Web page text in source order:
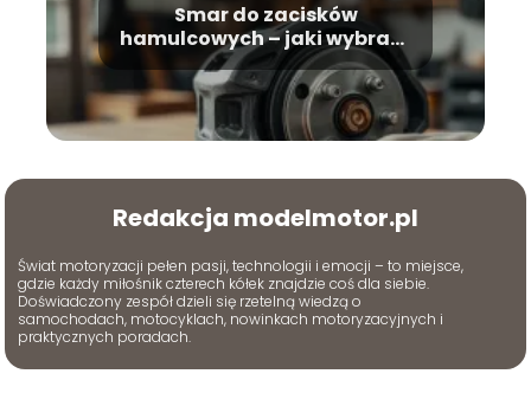
Smar do zacisków
hamulcowych – jaki wybrać i
jak stosować?
Redakcja modelmotor.pl
Świat motoryzacji pełen pasji, technologii i emocji – to miejsce,
gdzie każdy miłośnik czterech kółek znajdzie coś dla siebie.
Doświadczony zespół dzieli się rzetelną wiedzą o
samochodach, motocyklach, nowinkach motoryzacyjnych i
praktycznych poradach.